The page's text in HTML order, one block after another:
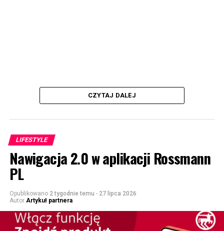
CZYTAJ DALEJ
LIFESTYLE
Nawigacja 2.0 w aplikacji Rossmann
PL
Opublikowano 2 tygodnie temu - 27 lipca 2026
Autor Artykuł partnera